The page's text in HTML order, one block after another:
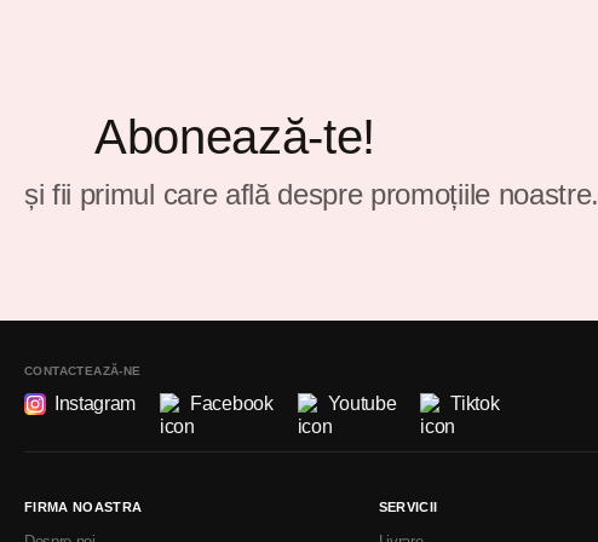
Abonează-te!
și fii primul care află despre promoțiile noastre.
CONTACTEAZĂ-NE
Instagram Facebook Youtube Tiktok
FIRMA NOASTRA SERVICII